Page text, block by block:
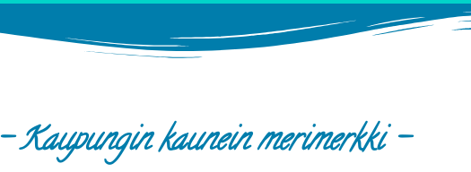
- Kaupungin kaunein merimerkki -